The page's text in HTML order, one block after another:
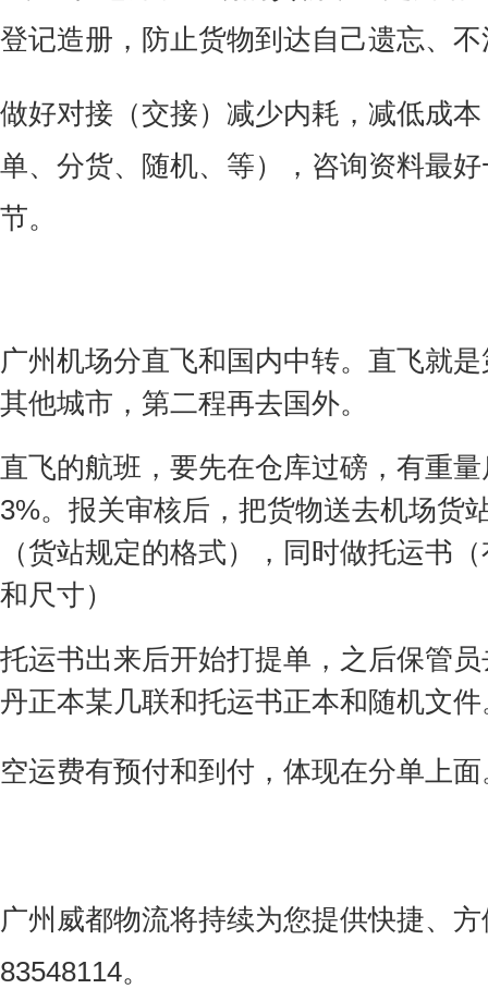
登记造册，防止货物到达自己遗忘、
做好对接（交接）减少内耗，减低成
单、分货、随机、等），咨询资料最
节。
广州机场分直飞和国内中转。直飞就
其他城市，第二程再去国外。
直飞的航班，要先在仓库过磅，有重
3%。报关审核后，把货物送去机场货
（货站规定的格式），同时做托运书
和尺寸）
托运书出来后开始打提单，之后保管
丹正本某几联和托运书正本和随机文件
空运费有预付和到付，体现在分单上面
广州威都物流将持续为您提供快捷、
83548114。